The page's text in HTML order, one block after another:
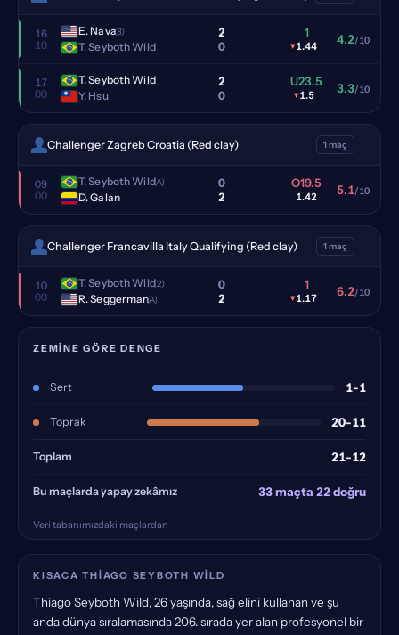
16
10
E. Nava(3)
T. Seyboth Wild
2
0
1
▾1.44 4.2/10
17
00
T. Seyboth Wild
Y. Hsu
2
0
U23.5
▾1.5 3.3/10
Challenger Zagreb Croatia (Red clay) 1 maç
09
00
T. Seyboth Wild(A)
D. Galan
0
2
O19.5
1.42 5.1/10
Challenger Francavilla Italy Qualifying (Red clay) 1 maç
10
00
T. Seyboth Wild(2)
R. Seggerman(A)
0
2
1
▾1.17 6.2/10
ZEMINE GÖRE DENGE
Sert 1-1
Toprak 20-11
Toplam 21-12
Bu maçlarda yapay zekâmız 33 maçta 22 doğru
Veri tabanımızdaki maçlardan
KISACA THIAGO SEYBOTH WILD
Thiago Seyboth Wild, 26 yaşında, sağ elini kullanan ve şu
anda dünya sıralamasında 206. sırada yer alan profesyonel bir